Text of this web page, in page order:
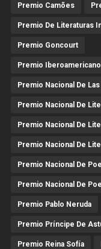
Premio Camões
Premio De Literaturas
Premio Goncourt
Premio
Premio Nacional De
Premio Nacional De
Premio Nacional De
Premio Nacional De
Premio Nacional De
Premio Nacional De
Premio Pablo Neruda
Premio Príncipe De
Premio Reina Sofía